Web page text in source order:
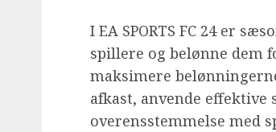
I EA SPORTS FC 24 er
spillere og belønne dem
maksimere
afkast, anvende
overensstemmelse med